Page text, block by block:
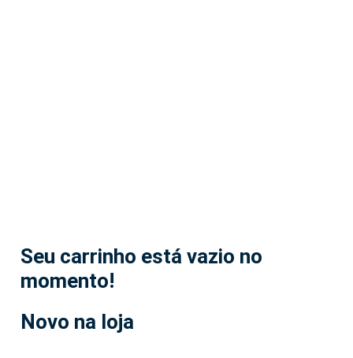
Seu carrinho está vazio no
momento!
Novo na loja